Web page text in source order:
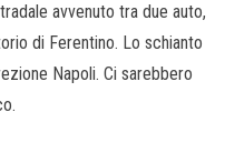
avvenuto tra due auto,
di Ferentino. Lo schianto
Napoli. Ci sarebbero